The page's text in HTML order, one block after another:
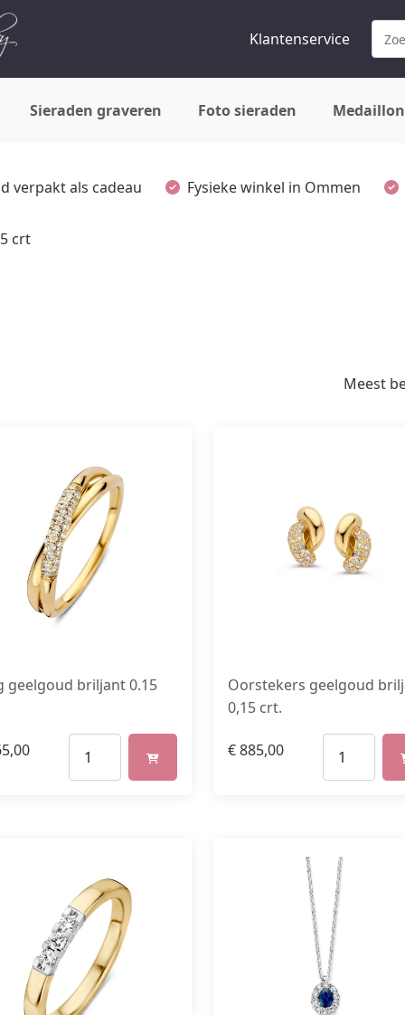
Klantenservice
Sieraden graveren Foto sieraden
verpakt als cadeau Fysieke winkel in Ommen
crt
Meest
geelgoud briljant 0.15
Oorstekers geelgoud
0,15 crt.
€885,00